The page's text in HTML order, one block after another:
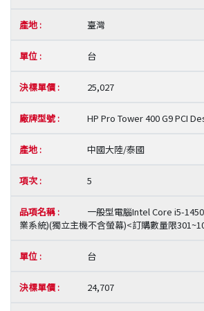
臺灣
台
25,027
HP Pro Tower 400 G9 PCI
中國大陸/泰國
5
一般型電腦Intel Core i5-
業系統)(獨立主機不含螢幕)<訂購數量限
台
24,707